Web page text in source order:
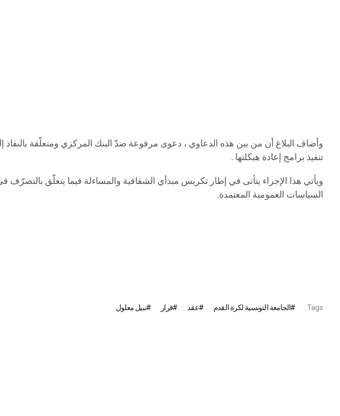
وأضاف البلاغ أن من بين هذه الدعاوي ، دعوى مرفوعة ضدّ البنك المركزي ومتعلّقة
تنفيذ برامج إعادة هيكلتها .
ويأتي هذا الإجراء يتأتى في إطار تكريس مبدأي الشفافية والمساءلة فيما يتعلّق
السياسات العمومية المعتمدة.
Tags: الجامعة التونسية لكرة القدم عقد قرار نبيل معلول